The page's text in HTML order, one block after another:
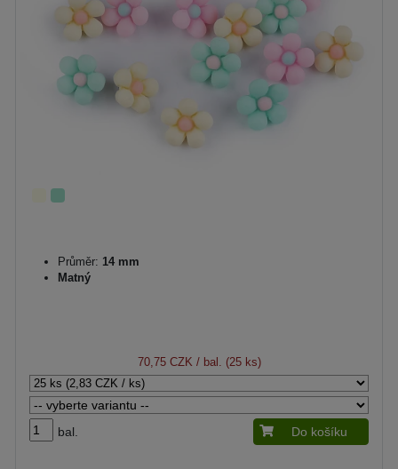
Průměr: 14 mm
Matný
70,75 CZK / bal. (25 ks)
bal. Do košíku